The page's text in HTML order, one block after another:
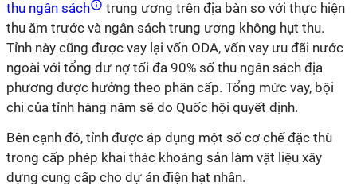
thu ngân sách
trung ương trên địa bàn so với thực hiện
thu ăm trước và ngân sách trung ương không hụt thu.
Tỉnh này cũng được vay lại vốn ODA, vốn vay ưu đãi nước
ngoài với tổng dư nợ tối đa 90% số thu ngân sách địa
phương được hưởng theo phân cấp. Tổng mức vay, bội
chi của tỉnh hàng năm sẽ do Quốc hội quyết định.
Bên cạnh đó, tỉnh được áp dụng một số cơ chế đặc thù
trong cấp phép khai thác khoáng sản làm vật liệu xây
dựng cung cấp cho dự án điện hạt nhân.